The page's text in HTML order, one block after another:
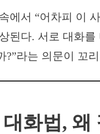
에서 “어차피 이
된다. 서로 대화
?”라는 의문이 꼬
화법, 왜